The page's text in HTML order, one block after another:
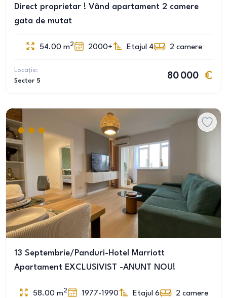
Direct proprietar ! Vând apartament 2 camere
gata de mutat
54.00 m2 2000+ Etajul 4 2 camere
Locație:
Sector 5
80 000
13 Septembrie/Panduri-Hotel Marriott
Apartament EXCLUSIVIST -ANUNT NOU!
58.00 m2 1977-1990 Etajul 6 2 camere